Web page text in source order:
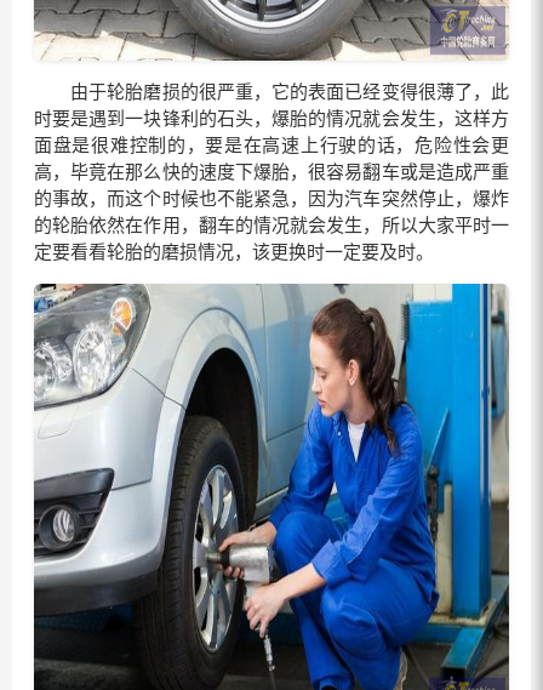
由于轮胎磨损的很严重，它的表面已经变得很薄了，此
时要是遇到一块锋利的石头，爆胎的情况就会发生，这样方
面盘是很难控制的，要是在高速上行驶的话，危险性会更
高，毕竟在那么快的速度下爆胎，很容易翻车或是造成严重
的事故，而这个时候也不能紧急，因为汽车突然停止，爆炸
的轮胎依然在作用，翻车的情况就会发生，所以大家平时一
定要看看轮胎的磨损情况，该更换时一定要及时。